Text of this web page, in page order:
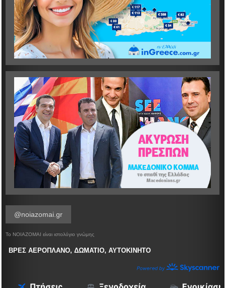
@noiazomai.gr
Το ΝΟΙΑΖΟΜΑΙ είναι ιστολόγιο γνώμης
ΒΡΕΣ ΑΕΡΟΠΛΑΝΟ, ΔΩΜΑΤΙΟ, ΑΥΤΟΚΙΝΗΤΟ